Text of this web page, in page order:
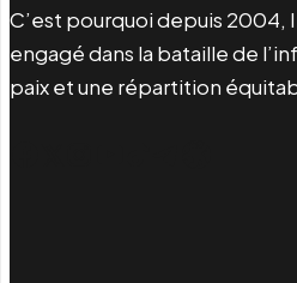
C’est pourquoi depuis 2004,
engagé dans la bataille de
paix et une répartition